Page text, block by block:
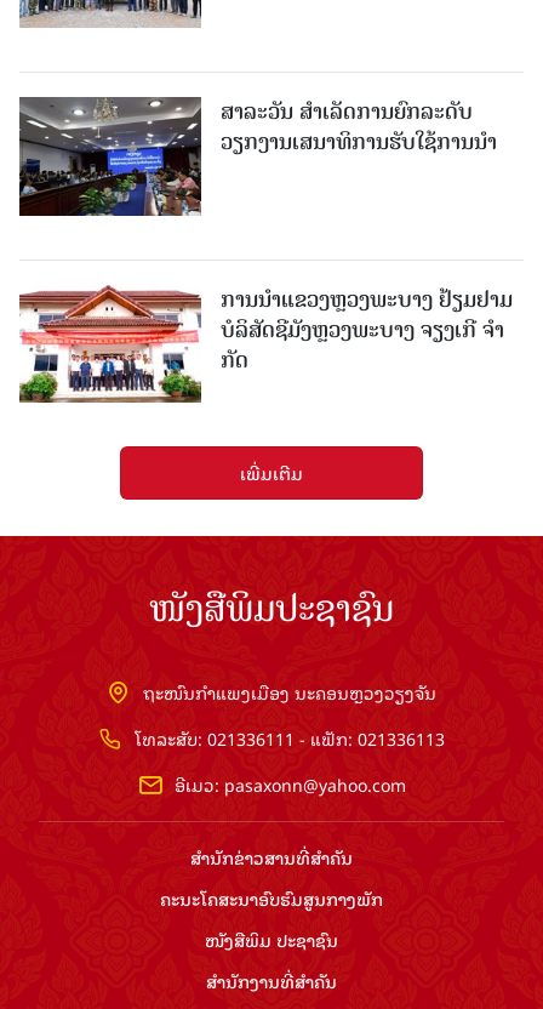
ສາລະວັນ ສໍາເລັດການຍົກລະດັບ
ວຽກງານເສນາທິການຮັບໃຊ້ການນໍາ
ການນຳແຂວງຫຼວງພະບາງ ຢ້ຽມ​ຢາມ
ບໍ​ລິ​ສັດຊີມັງຫຼວງພະບາງ ຈຽງເກີ ຈໍາ
ກັດ
ເພີ່ມເຕີມ
ໜັງສືພິມປະຊາຊົນ
ຖະໜົນກຳແພງເມືອງ ນະຄອນຫຼວງວຽງຈັນ
ໂທລະສັບ: 021336111 - ແຟັກ: 021336113
ອີເມວ: pasaxonn@yahoo.com
ສຳ​ນັກ​ຂ່າວ​ສານ​ທີ່​ສຳ​ຄັນ​
ຄະນະໂຄສະນາອົບຮົມ​ສູນ​ກາງ​ພັກ
ໜັງສືພິມ ປະ​ຊາ​ຊົນ
ສຳ​ນັກ​ງານ​ທີ່​ສຳ​ຄັນ